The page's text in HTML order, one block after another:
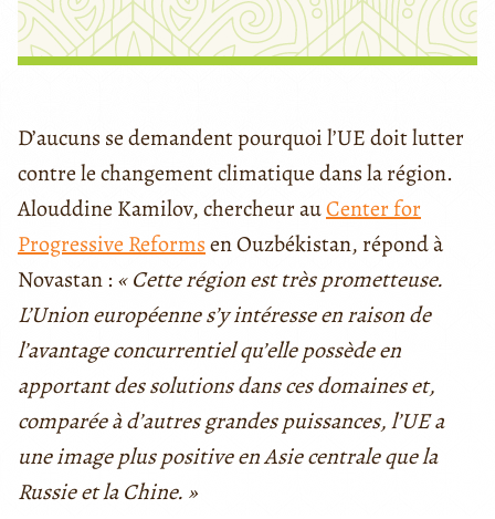
D’aucuns se demandent pourquoi l’UE doit lutter
contre le changement climatique dans la région.
Alouddine Kamilov, chercheur auCenter for
Progressive Reformsen Ouzbékistan, répond à
Novastan : « Cette région est très prometteuse.
L’Union européenne s’y intéresse en raison de
l’avantage concurrentiel qu’elle possède en
apportant des solutions dans ces domaines et,
comparée à d’autres grandes puissances, l’UE a
une image plus positive en Asie centrale que la
Russie et la Chine. »